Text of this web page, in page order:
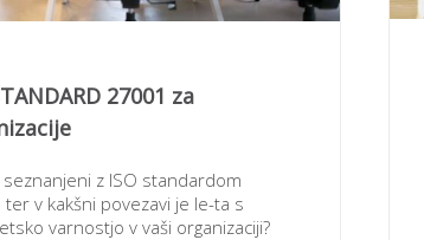
27001 za
seznanjeni z ISO standardom
v kakšni povezavi je le-ta s
varnostjo v vaši organizaciji?